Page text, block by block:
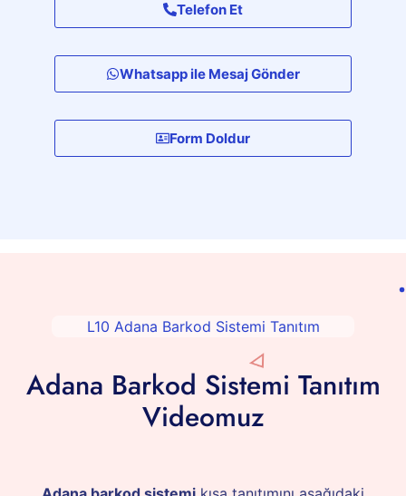
Telefon Et
Whatsapp ile Mesaj Gönder
Form Doldur
L10 Adana Barkod Sistemi Tanıtım
Adana Barkod Sistemi Tanıtım
Videomuz